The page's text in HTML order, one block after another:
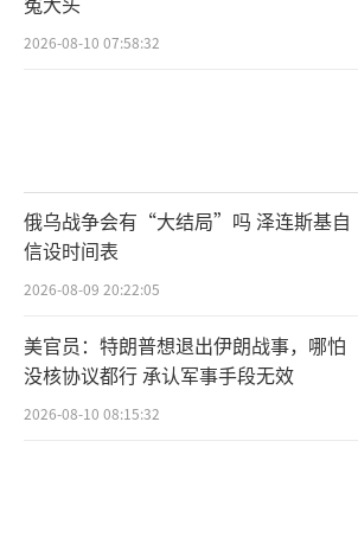
2026-08-10 07:58:32
俄乌战争会有“大结局”吗 泽连斯基自
信设时间表
2026-08-09 20:22:05
美官员：特朗普想退出伊朗战事，哪怕
没核协议都行 承认军事手段无效
2026-08-10 08:15:32